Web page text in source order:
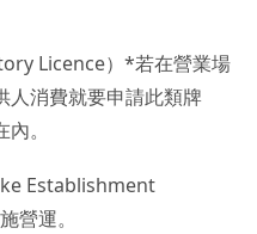
Licence）*若在營業場
人消費就要申請此類牌
。
Establishment
營運。